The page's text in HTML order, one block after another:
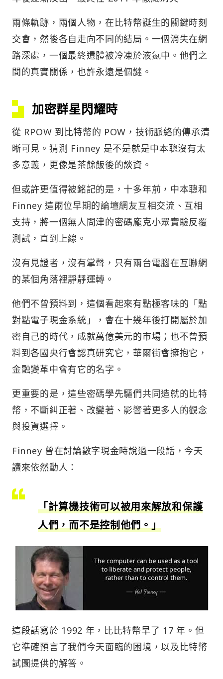
兩條軌跡，兩個人物，在比特幣誕生的關鍵時刻
交會，然後各自走向不同的結局。一個消失在網
路深處，一個最終遺體被冷凍於液氮中。他們之
間的真實關係，也許永遠是個謎。
加密群星閃耀時
從 RPOW 到比特幣的 POW，技術脈絡的傳承清
晰可見。猜測 Finney 是不是就是中本聰沒有太
多意義，更像是茶餘飯後的談資。
但或許更值得被銘記的是，十多年前，中本聰和
Finney 這兩位早期的論壇網友互相交流、互相
支持，將一個無人問津的密碼龐克小眾實驗反覆
測試，直到上線。
沒有見證者，沒有掌聲，只有兩台電腦在互聯網
的某個角落裡靜靜運轉。
他們不曾預料到，這個看起來有點極客味的「點
對點電子現金系統」，會在十幾年後打開屬於加
密自己的時代，成就萬億美元的市場；也不曾預
料到各國央行會認真研究它，華爾街會擁抱它，
金融變革中會有它的名字。
更重要的是，這些密碼學先驅們共同造就的比特
幣，不斷糾正著、改變著、影響著更多人的觀念
與投資選擇。
Finney 曾在討論數字現金時說過一段話，今天
讀來依然動人：
「計算機技術可以被用來解放和保護
人們，而不是控制他們。」
這段話寫於 1992 年，比比特幣早了 17 年。但
它準確預言了我們今天面臨的困境，以及比特幣
試圖提供的解答。